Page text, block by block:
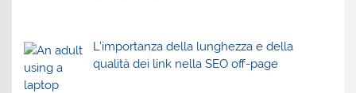
L’importanza della lunghezza e della
qualità dei link nella SEO off-page